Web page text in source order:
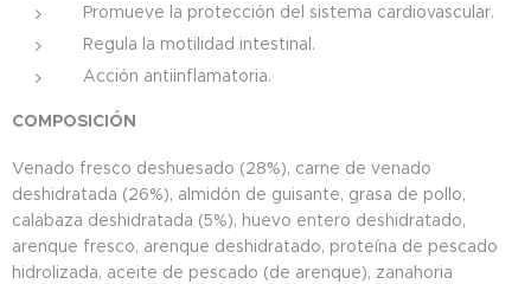
Promueve la protección del sistema cardiovascular.
Regula la motilidad intestinal.
Acción antiinflamatoria.
COMPOSICIÓN
Venado fresco deshuesado (28%), carne de venado
deshidratada (26%), almidón de guisante, grasa de pollo,
calabaza deshidratada (5%), huevo entero deshidratado,
arenque fresco, arenque deshidratado, proteína de pescado
hidrolizada, aceite de pescado (de arenque), zanahoria